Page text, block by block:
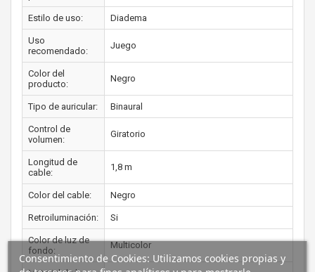
Estilo de uso: Diadema
Uso
recomendado:
Juego
Color del
producto:
Negro
Tipo de auricular: Binaural
Control de
volumen:
Giratorio
Longitud de
cable:
1,8 m
Color del cable: Negro
Retroiluminación: Si
Color de luz de
fondo:
Multicolor
Consentimiento de Cookies: Utilizamos cookies propias y